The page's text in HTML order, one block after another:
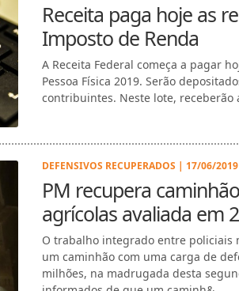
Receita paga hoje as
Imposto de Renda
A Receita Federal começa a pagar
Pessoa Física 2019. Serão
contribuintes. Neste lote,
DEFENSIVOS RECUPERADOS | 17/06/2019
PM recupera
agrícolas avaliada em
O trabalho integrado entre policiais
um caminhão com uma carga de
milhões, na madrugada desta